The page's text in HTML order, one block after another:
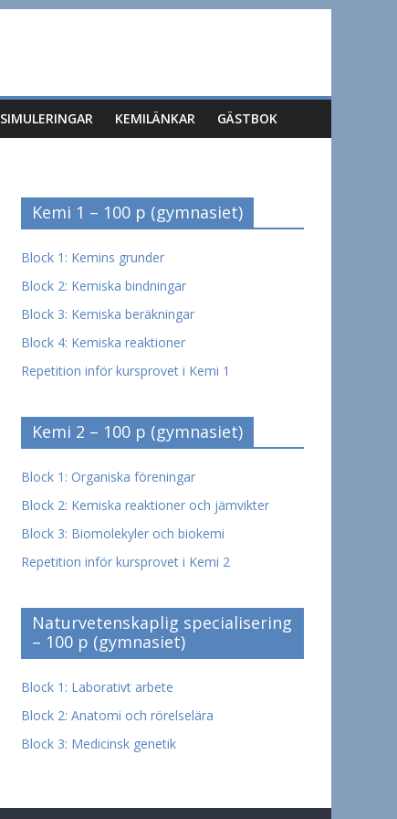
SIMULERINGAR KEMILÄNKAR GÄSTBOK
Kemi 1 – 100 p (gymnasiet)
Block 1: Kemins grunder
Block 2: Kemiska bindningar
Block 3: Kemiska beräkningar
Block 4: Kemiska reaktioner
Repetition inför kursprovet i Kemi 1
Kemi 2 – 100 p (gymnasiet)
Block 1: Organiska föreningar
Block 2: Kemiska reaktioner och jämvikter
Block 3: Biomolekyler och biokemi
Repetition inför kursprovet i Kemi 2
Naturvetenskaplig specialisering
– 100 p (gymnasiet)
Block 1: Laborativt arbete
Block 2: Anatomi och rörelselära
Block 3: Medicinsk genetik